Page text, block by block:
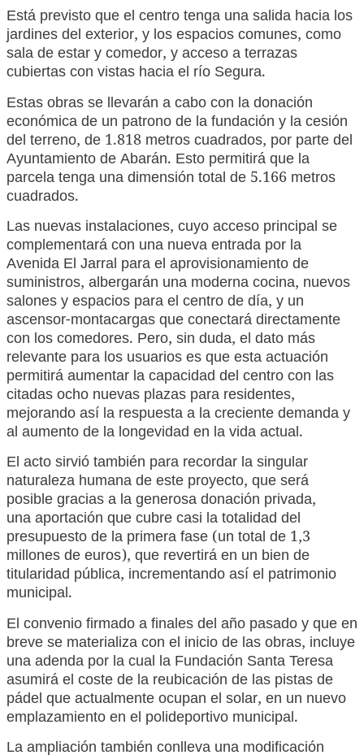
Está previsto que el centro tenga una salida hacia los
jardines del exterior, y los espacios comunes, como
sala de estar y comedor, y acceso a terrazas
cubiertas con vistas hacia el río Segura.
Estas obras se llevarán a cabo con la donación
económica de un patrono de la fundación y la cesión
del terreno, de 1.818 metros cuadrados, por parte del
Ayuntamiento de Abarán. Esto permitirá que la
parcela tenga una dimensión total de 5.166 metros
cuadrados.
Las nuevas instalaciones, cuyo acceso principal se
complementará con una nueva entrada por la
Avenida El Jarral para el aprovisionamiento de
suministros, albergarán una moderna cocina, nuevos
salones y espacios para el centro de día, y un
ascensor-montacargas que conectará directamente
con los comedores. Pero, sin duda, el dato más
relevante para los usuarios es que esta actuación
permitirá aumentar la capacidad del centro con las
citadas ocho nuevas plazas para residentes,
mejorando así la respuesta a la creciente demanda y
al aumento de la longevidad en la vida actual.
El acto sirvió también para recordar la singular
naturaleza humana de este proyecto, que será
posible gracias a la generosa donación privada,
una aportación que cubre casi la totalidad del
presupuesto de la primera fase (un total de 1,3
millones de euros), que revertirá en un bien de
titularidad pública, incrementando así el patrimonio
municipal.
El convenio firmado a finales del año pasado y que en
breve se materializa con el inicio de las obras, incluye
una adenda por la cual la Fundación Santa Teresa
asumirá el coste de la reubicación de las pistas de
pádel que actualmente ocupan el solar, en un nuevo
emplazamiento en el polideportivo municipal.
La ampliación también conlleva una modificación